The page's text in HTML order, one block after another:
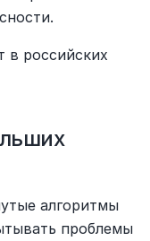
в российских
алгоритмы
проблемы